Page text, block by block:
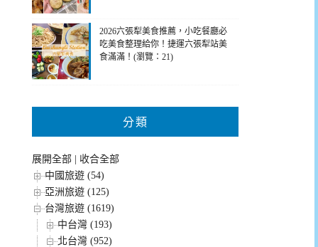
2026六張犁美食推薦，小吃餐廳必
吃美食整理給你！捷運六張犁站美
食滿滿！(瀏覽：21)
分類
展開全部
收合全部
中國旅遊 (54)
亞洲旅遊 (125)
台灣旅遊 (1619)
中台灣 (193)
北台灣 (952)